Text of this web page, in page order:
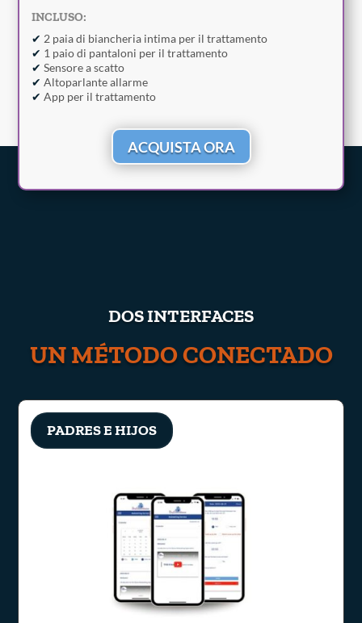
INCLUSO:
✔ 2 paia di biancheria intima per il trattamento
✔ 1 paio di pantaloni per il trattamento
✔ Sensore a scatto
✔ Altoparlante allarme
✔ App per il trattamento
ACQUISTA ORA
DOS INTERFACES
UN MÉTODO CONECTADO
PADRES E HIJOS